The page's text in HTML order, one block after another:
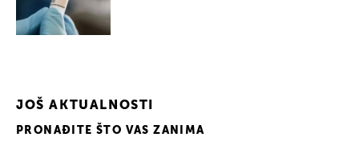
JOŠ AKTUALNOSTI
PRONAĐITE ŠTO VAS ZANIMA